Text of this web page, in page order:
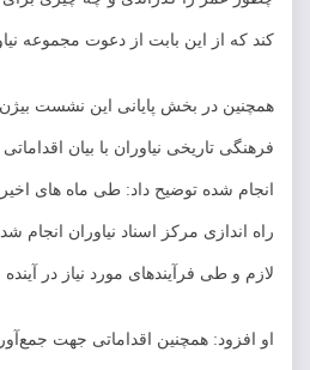
کند که از این بابت از دعوت مجموعه
همچنین در بخش پایانی این نشست
فرهنگی تاریخی نیاوران با بیان
انجام شده توضیح داد: طی ماه های
راه اندازی مرکز اسناد نیاوران انجام
لازم و طی فرآیندهای مورد نیاز در
او افزود: همچنین اقداماتی جهت